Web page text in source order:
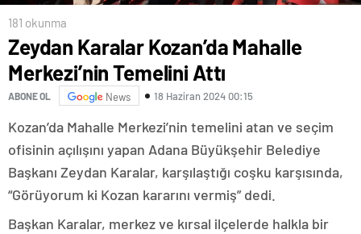
181 okunma
Zeydan Karalar Kozan’da Mahalle
Merkezi’nin Temelini Attı
ABONE OL News 18 Haziran 2024 00:15
Kozan’da Mahalle Merkezi’nin temelini atan ve seçim
ofisinin açılışını yapan Adana Büyükşehir Belediye
Başkanı Zeydan Karalar, karşılaştığı coşku karşısında,
“Görüyorum ki Kozan kararını vermiş” dedi.
Başkan Karalar, merkez ve kırsal ilçelerde halkla bir